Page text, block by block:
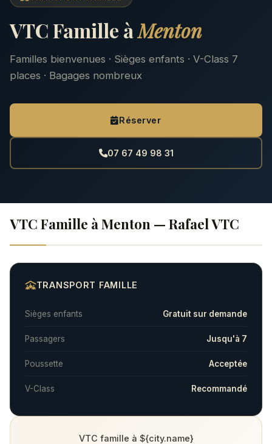
VTC Famille àMenton
Familles bienvenues · Sièges enfants · V-Class 7
places · Bagages nombreux
Réserver
07 67 49 98 31
VTC Famille à Menton — Rafael VTC
TRANSPORT FAMILLE
Sièges enfants Gratuit sur demande
Passagers Jusqu'à 7
Poussette Acceptée
V-Class Recommandé
VTC famille à ${city.name}